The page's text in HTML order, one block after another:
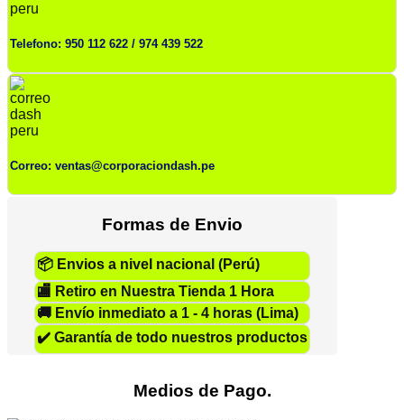
Telefono: 950 112 622 / 974 439 522
Correo: ventas@corporaciondash.pe
Formas de Envio
📦 Envios a nivel nacional (Perú)
🏬 Retiro en Nuestra Tienda 1 Hora
🚚 Envío inmediato a 1 - 4 horas (Lima)
✔️ Garantía de todo nuestros productos
Medios de Pago.